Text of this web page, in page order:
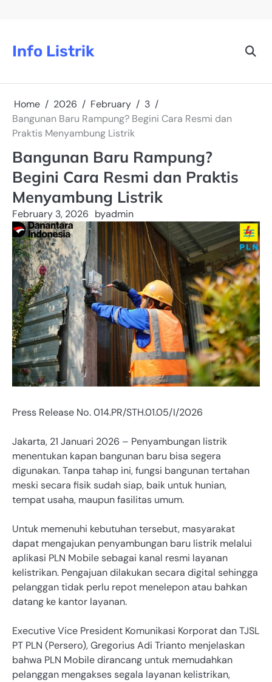
Info Listrik
Home 2026 February
3
Bangunan Baru Rampung? Begini Cara Resmi dan
Praktis Menyambung Listrik
Bangunan Baru Rampung?
Begini Cara Resmi dan Praktis
Menyambung Listrik
February 3, 2026 byadmin
Press Release No. 014.PR/STH.01.05/I/2026
Jakarta, 21 Januari 2026 – Penyambungan listrik
menentukan kapan bangunan baru bisa segera
digunakan. Tanpa tahap ini, fungsi bangunan tertahan
meski secara fisik sudah siap, baik untuk hunian,
tempat usaha, maupun fasilitas umum.
Untuk memenuhi kebutuhan tersebut, masyarakat
dapat mengajukan penyambungan baru listrik melalui
aplikasi PLN Mobile sebagai kanal resmi layanan
kelistrikan. Pengajuan dilakukan secara digital sehingga
pelanggan tidak perlu repot menelepon atau bahkan
datang ke kantor layanan.
Executive Vice President Komunikasi Korporat dan TJSL
PT PLN (Persero), Gregorius Adi Trianto menjelaskan
bahwa PLN Mobile dirancang untuk memudahkan
pelanggan mengakses segala layanan kelistrikan,